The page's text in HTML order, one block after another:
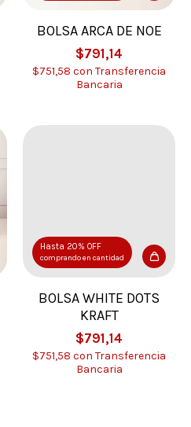
BOLSA ARCA DE NOE
$791,14
$751,58 con Transferencia
Bancaria
Hasta 20% OFF
comprando en cantidad
BOLSA WHITE DOTS
KRAFT
$791,14
$751,58 con Transferencia
Bancaria